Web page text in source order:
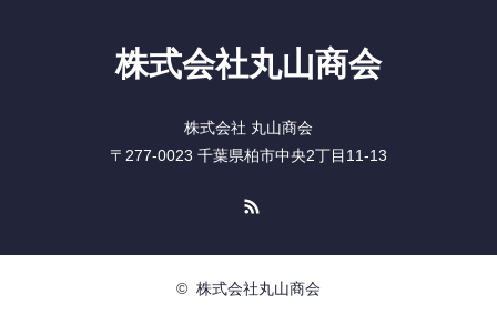
株式会社丸山商会
株式会社 丸山商会
〒277-0023 千葉県柏市中央2丁目11-13
© 株式会社丸山商会